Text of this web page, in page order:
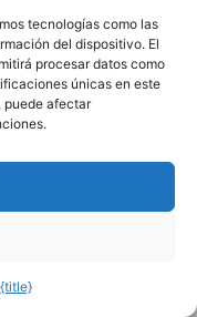
tecnologías como las
del dispositivo. El
procesar datos como
únicas en este
puede afectar
{title}